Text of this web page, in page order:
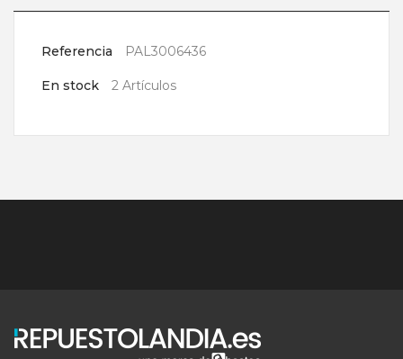
Referencia PAL3006436
En stock 2 Artículos